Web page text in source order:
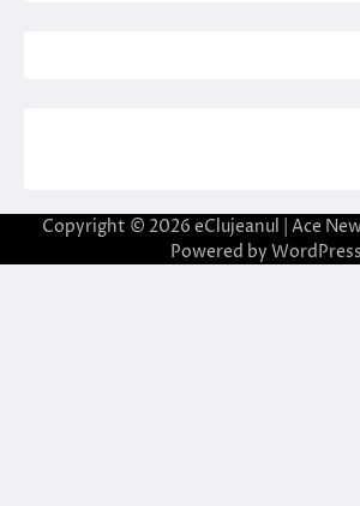
Copyright © 2026 eClujeanul | Ace
Powered by WordPress